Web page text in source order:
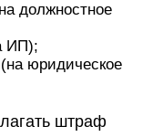
должностное
ИП);
юридическое
штраф